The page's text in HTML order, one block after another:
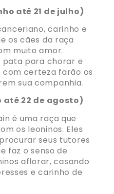
até 21 de julho)
carinho e
os cães da raça
muito amor.
pata para chorar e
com certeza farão os
sua companhia.
até 22 de agosto)
é uma raça que
os leoninos. Eles
seus tutores
faz o senso de
aflorar, casando
e carinho de